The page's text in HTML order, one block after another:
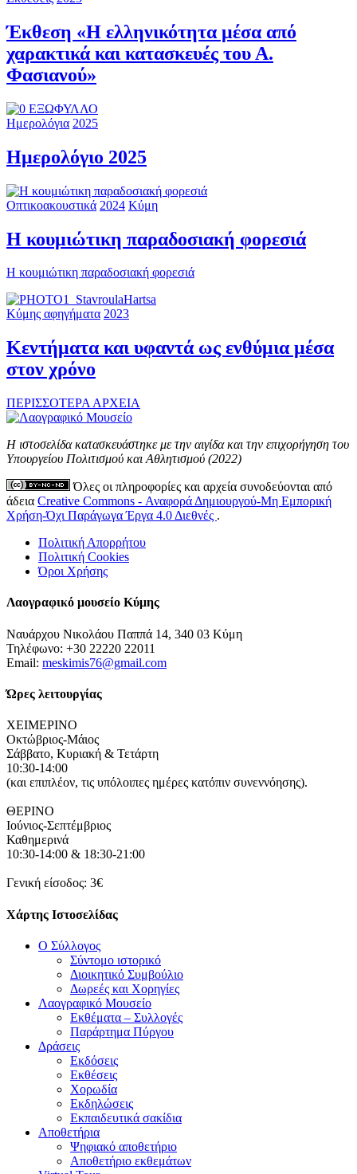
Έκθεση «Η ελληνικότητα μέσα από
χαρακτικά και κατασκευές του Α.
Φασιανού»
Ημερολόγια 2025
Ημερολόγιο 2025
Οπτικοακουστικά 2024 Κύμη
Η κουμιώτικη παραδοσιακή φορεσιά
Η κουμιώτικη παραδοσιακή φορεσιά
Κύμης αφηγήματα 2023
Κεντήματα και υφαντά ως ενθύμια μέσα
στον χρόνο
ΠΕΡΙΣΣΟΤΕΡΑ ΑΡΧΕΙΑ
Η ιστοσελίδα κατασκευάστηκε με την αιγίδα και την επιχορήγηση του
Υπουργείου Πολιτισμού και Αθλητισμού (2022)
Όλες οι πληροφορίες και αρχεία συνοδεύονται από
άδεια Creative Commons - Αναφορά Δημιουργού-Μη Εμπορική
Χρήση-Όχι Παράγωγα Έργα 4.0 Διεθνές .
Πολιτική Απορρήτου
Πολιτική Cookies
Όροι Χρήσης
Λαογραφικό μουσείο Κύμης
Ναυάρχου Νικολάου Παππά 14, 340 03 Κύμη
Τηλέφωνο: +30 22220 22011
Email: meskimis76@gmail.com
Ώρες λειτουργίας
ΧΕΙΜΕΡΙΝΟ
Οκτώβριος-Μάιος
Σάββατο, Κυριακή & Τετάρτη
10:30-14:00
(και επιπλέον, τις υπόλοιπες ημέρες κατόπιν συνεννόησης).
ΘΕΡΙΝΟ
Ιούνιος-Σεπτέμβριος
Καθημερινά
10:30-14:00 & 18:30-21:00
Γενική είσοδος: 3€
Χάρτης Ιστοσελίδας
Ο Σύλλογος
Σύντομο ιστορικό
Διοικητικό Συμβούλιο
Δωρεές και Χορηγίες
Λαογραφικό Μουσείο
Εκθέματα – Συλλογές
Παράρτημα Πύργου
Δράσεις
Εκδόσεις
Εκθέσεις
Χορωδία
Εκδηλώσεις
Εκπαιδευτικά σακίδια
Αποθετήρια
Ψηφιακό αποθετήριο
Αποθετήριο εκθεμάτων